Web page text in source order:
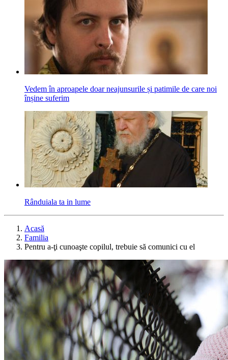
Vedem în aproapele doar neajunsurile și patimile de care noi
înșine suferim
Rânduiala ta in lume
Acasă
Familia
Pentru a-ţi cunoaşte copilul, trebuie să comunici cu el